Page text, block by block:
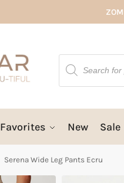
Favorites New Sale
Serena Wide Leg Pants Ecru